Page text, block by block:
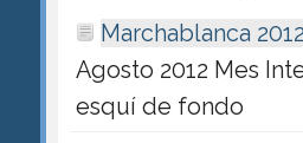
Marchablanca 2012
Agosto 2012 Mes
esquí de fondo